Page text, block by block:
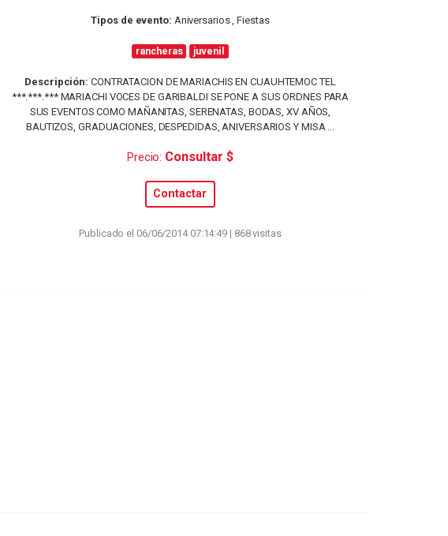
Tipos de evento: Aniversarios , Fiestas
rancheras juvenil
Descripción: CONTRATACION DE MARIACHIS EN CUAUHTEMOC TEL
***.***.*** MARIACHI VOCES DE GARIBALDI SE PONE A SUS ORDNES PARA
SUS EVENTOS COMO MAÑANITAS, SERENATAS, BODAS, XV AÑOS,
BAUTIZOS, GRADUACIONES, DESPEDIDAS, ANIVERSARIOS Y MISA ...
Precio: Consultar $
Contactar
Publicado el 06/06/2014 07:14:49 | 868 visitas